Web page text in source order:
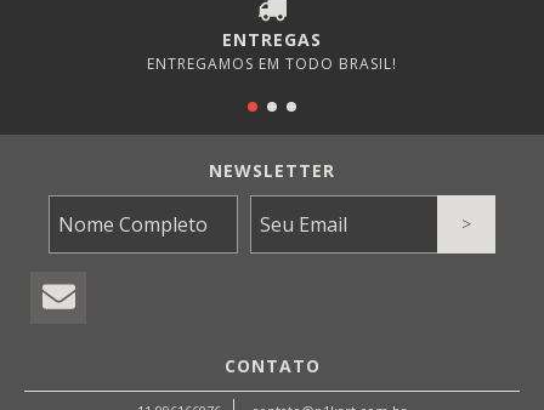
ENTREGAS
ENTREGAMOS EM TODO BRASIL!
NEWSLETTER
CONTATO